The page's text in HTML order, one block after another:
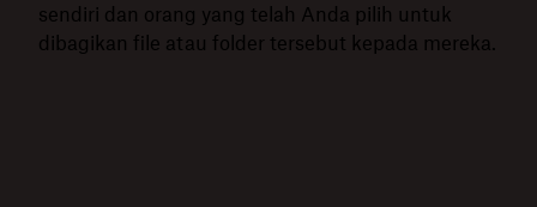
sendiri dan orang yang telah Anda pilih untuk
dibagikan file atau folder tersebut kepada mereka.